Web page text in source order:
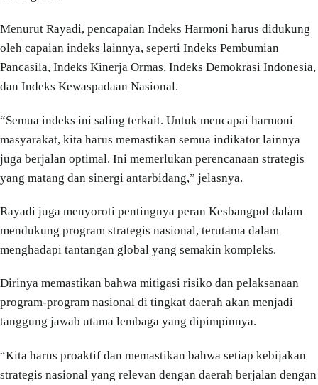
Menurut Rayadi, pencapaian Indeks Harmoni harus didukung
oleh capaian indeks lainnya, seperti Indeks Pembumian
Pancasila, Indeks Kinerja Ormas, Indeks Demokrasi Indonesia,
dan Indeks Kewaspadaan Nasional.
“Semua indeks ini saling terkait. Untuk mencapai harmoni
masyarakat, kita harus memastikan semua indikator lainnya
juga berjalan optimal. Ini memerlukan perencanaan strategis
yang matang dan sinergi antarbidang,” jelasnya.
Rayadi juga menyoroti pentingnya peran Kesbangpol dalam
mendukung program strategis nasional, terutama dalam
menghadapi tantangan global yang semakin kompleks.
Dirinya memastikan bahwa mitigasi risiko dan pelaksanaan
program-program nasional di tingkat daerah akan menjadi
tanggung jawab utama lembaga yang dipimpinnya.
“Kita harus proaktif dan memastikan bahwa setiap kebijakan
strategis nasional yang relevan dengan daerah berjalan dengan